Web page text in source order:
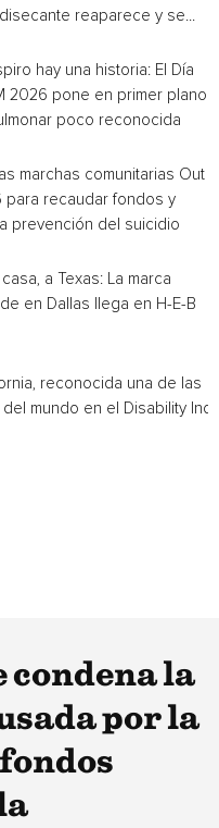
reaparece y se...
hay una historia: El Día
2026 pone en primer plano
poco reconocida
marchas comunitarias Out
para recaudar fondos y
prevención del suicidio
a Texas: La marca
en Dallas llega en H-E-B
reconocida una de las
mundo en el Disability
la
por la